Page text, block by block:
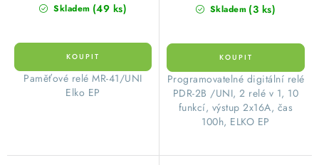
Skladem (49 ks)
Paměťové relé MR-41/UNI
Elko EP
Skladem (3 ks)
Programovatelné digitální relé
PDR-2B /UNI, 2 relé v 1, 10
funkcí, výstup 2x16A, čas
100h, ELKO EP